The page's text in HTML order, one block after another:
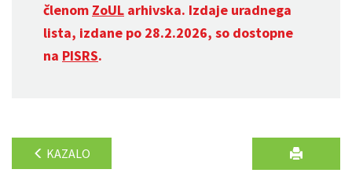
členom ZoUL arhivska. Izdaje uradnega
lista, izdane po 28.2.2026, so dostopne
na PISRS.
KAZALO